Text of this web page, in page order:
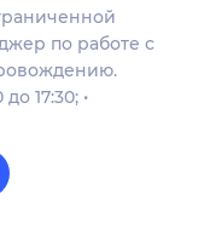
по работе с
17:30; •